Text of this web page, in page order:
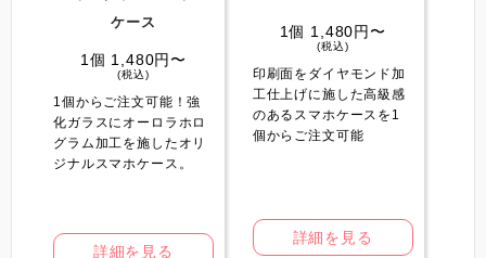
ケース
1個 1,480円〜
(税込)
1個からご注文可能！強
化ガラスにオーロラホロ
グラム加工を施したオリ
ジナルスマホケース。
詳細を見る
1個 1,480円〜
(税込)
印刷面をダイヤモンド加
工仕上げに施した高級感
のあるスマホケースを1
個からご注文可能
詳細を見る